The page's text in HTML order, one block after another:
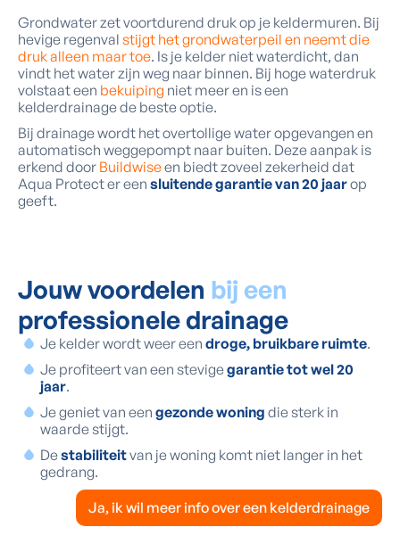
Grondwater zet voortdurend druk op je keldermuren. Bij
hevige regenval stijgt het grondwaterpeil en neemt die
druk alleen maar toe. Is je kelder niet waterdicht, dan
vindt het water zijn weg naar binnen. Bij hoge waterdruk
volstaat een bekuiping niet meer en is een
kelderdrainage de beste optie.
Bij drainage wordt het overtollige water opgevangen en
automatisch weggepompt naar buiten. Deze aanpak is
erkend door Buildwiseen biedt zoveel zekerheid dat
Aqua Protect er een sluitende garantie van 20 jaarop
geeft.
Jouw voordelen bij een
professionele drainage
Je kelder wordt weer een droge, bruikbare ruimte.
Je profiteert van een stevigegarantie tot wel 20
jaar.
Je geniet van een gezonde woning die sterk in
waarde stijgt.
Destabiliteitvan je woning komt niet langer in het
gedrang.
Ja, ik wil meer info over een kelderdrainage